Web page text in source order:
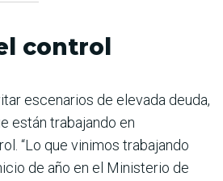
control
escenarios de elevada deuda,
están trabajando en
“Lo que vinimos trabajando
de año en el Ministerio de